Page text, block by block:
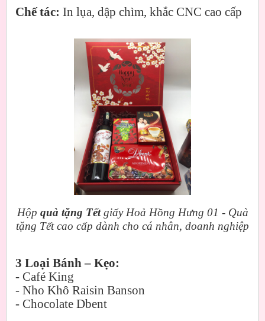
Chế tác: In lụa, dập chìm, khắc CNC cao cấp
Hộp quà tặng Tếtgiấy Hoả Hồng Hưng 01 - Quà
tặng Tết cao cấp dành cho cá nhân, doanh nghiệp
3 Loại Bánh – Kẹo:
- Café King
- Nho Khô Raisin Banson
- Chocolate Dbent